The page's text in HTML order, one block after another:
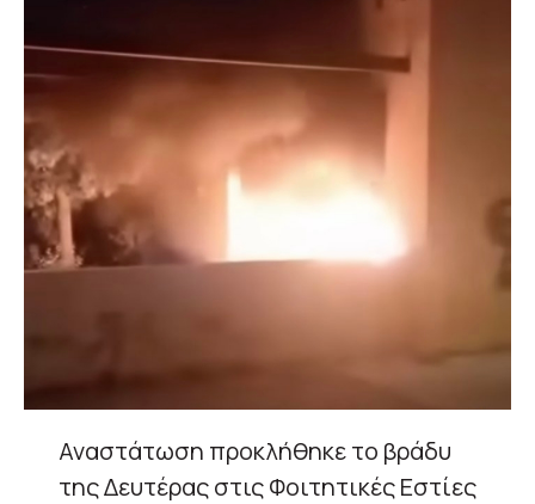
Αναστάτωση προκλήθηκε το βράδυ
της Δευτέρας στις Φοιτητικές Εστίες